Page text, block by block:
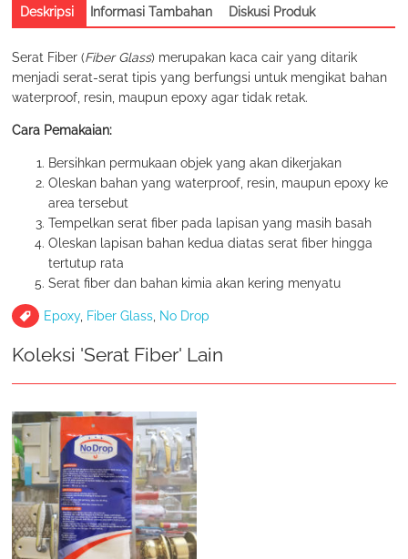
30
cm
Deskripsi Informasi Tambahan Diskusi Produk
Serat Fiber (Fiber Glass) merupakan kaca cair yang ditarik
menjadi serat-serat tipis yang berfungsi untuk mengikat bahan
waterproof, resin, maupun epoxy agar tidak retak.
Cara Pemakaian:
Bersihkan permukaan objek yang akan dikerjakan
Oleskan bahan yang waterproof, resin, maupun epoxy ke
area tersebut
Tempelkan serat fiber pada lapisan yang masih basah
Oleskan lapisan bahan kedua diatas serat fiber hingga
tertutup rata
Serat fiber dan bahan kimia akan kering menyatu
Epoxy, Fiber Glass, No Drop
Koleksi 'Serat Fiber' Lain